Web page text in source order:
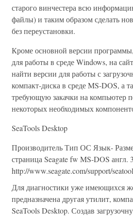
старого винчестера всю
файлы) и таким образом сделать
без переустановки.
Кроме основной версии
для работы в среде Windows, на
найти версии для работы с
компакт-диска в среде MS-DOS, а
требующую закачки на компьютер
некоторых необходимых
SeaTools Desktop
Производитель Тип ОС Язык-
страница Seagate fw MS-DOS англ.
http://www.seagate.com/support/
Для диагностики уже имеющихся
предназначена другая утилит,
SeaTools Desktop. Создав